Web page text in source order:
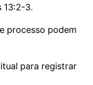
13:2-3.
processo podem
para registrar